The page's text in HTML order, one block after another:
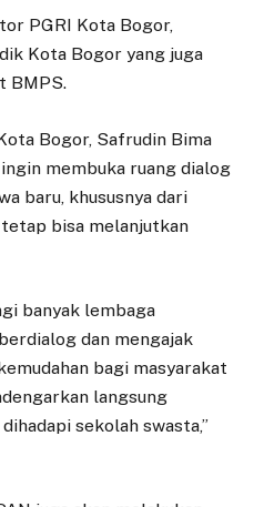
PGRI Kota Bogor,
Kota Bogor yang juga
BMPS.
Bogor, Safrudin Bima
membuka ruang dialog
baru, khususnya dari
bisa melanjutkan
banyak lembaga
dan mengajak
bagi masyarakat
langsung
sekolah swasta,”